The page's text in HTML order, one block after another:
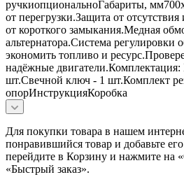
ручкиопциональноГабариты,
от перегрузки.Защита от
от короткого замыкания.Медная
альтернатора.Система регулировки
экономить топливо и
надёжные двигатели.Комплектация:
шт.Свечной ключ - 1 шт.Комплект
опорИнструкцияКоробка
Для покупки товара в нашем
понравившийся товар и добавьте
перейдите в Корзину и нажмите на
«Быстрый заказ».